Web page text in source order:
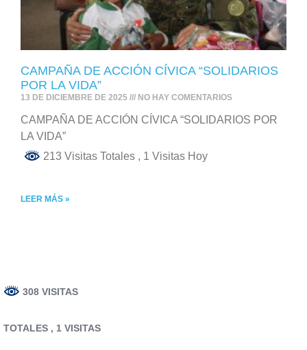
CAMPAÑA DE ACCIÓN CÍVICA “SOLIDARIOS
POR LA VIDA”
13 DE DICIEMBRE DE 2025 NO HAY COMENTARIOS
CAMPAÑA DE ACCIÓN CÍVICA “SOLIDARIOS POR
LA VIDA”
213 Visitas Totales , 1 Visitas Hoy
LEER MÁS »
308 VISITAS
TOTALES , 1 VISITAS